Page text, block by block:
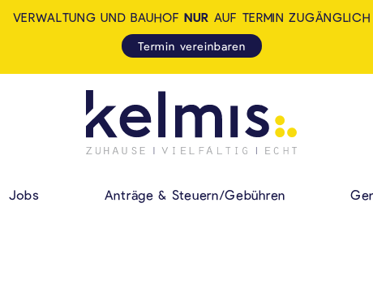
HAUPMENÜ
Jobs Anträge & Steuern/Gebühren
VERWALTUNG UND BAUHOF NUR AUF TERMIN ZUGÄNGLICH
Termin vereinbaren